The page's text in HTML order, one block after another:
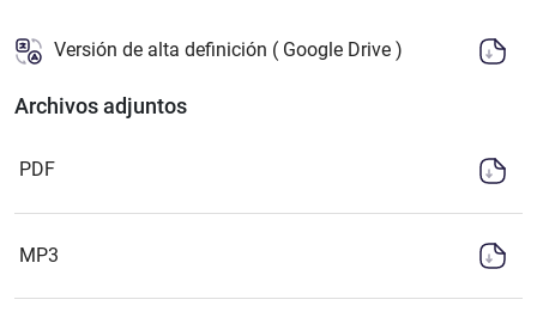
Versión de alta definición ( Google Drive )
Archivos adjuntos
PDF
MP3